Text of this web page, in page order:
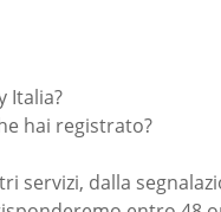
Italia?
hai registrato?
servizi, dalla